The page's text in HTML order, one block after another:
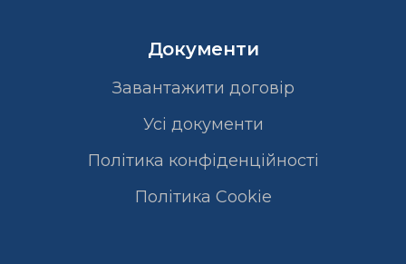
Документи
Завантажити договір
Усі документи
Політика конфіденційності
Полiтика Cookie